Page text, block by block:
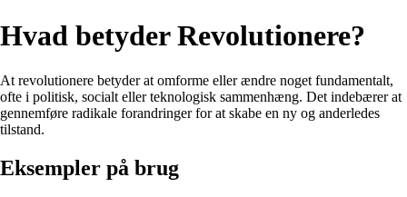
Hvad betyder Revolutionere?
At revolutionere betyder at omforme eller ændre noget fundamentalt,
ofte i politisk, socialt eller teknologisk sammenhæng. Det indebærer at
gennemføre radikale forandringer for at skabe en ny og anderledes
tilstand.
Eksempler på brug